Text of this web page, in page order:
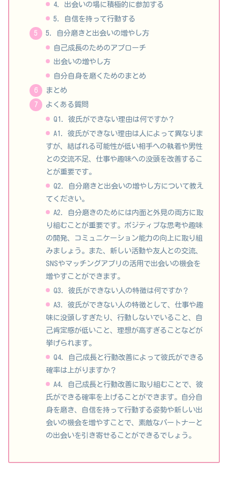
4. 出会いの場に積極的に参加する
5. 自信を持って行動する
5. 自分磨きと出会いの増やし方
自己成長のためのアプローチ
出会いの増やし方
自分自身を磨くためのまとめ
まとめ
よくある質問
Q1. 彼氏ができない理由は何ですか？
A1. 彼氏ができない理由は人によって異なりま
すが、結ばれる可能性が低い相手への執着や男性
との交流不足、仕事や趣味への没頭を改善するこ
とが重要です。
Q2. 自分磨きと出会いの増やし方について教え
てください。
A2. 自分磨きのためには内面と外見の両方に取
り組むことが重要です。ポジティブな思考や趣味
の開発、コミュニケーション能力の向上に取り組
みましょう。また、新しい活動や友人との交流、
SNSやマッチングアプリの活用で出会いの機会を
増やすことができます。
Q3. 彼氏ができない人の特徴は何ですか？
A3. 彼氏ができない人の特徴として、仕事や趣
味に没頭しすぎたり、行動しないでいること、自
己肯定感が低いこと、理想が高すぎることなどが
挙げられます。
Q4. 自己成長と行動改善によって彼氏ができる
確率は上がりますか？
A4. 自己成長と行動改善に取り組むことで、彼
氏ができる確率を上げることができます。自分自
身を磨き、自信を持って行動する姿勢や新しい出
会いの機会を増やすことで、素敵なパートナーと
の出会いを引き寄せることができるでしょう。